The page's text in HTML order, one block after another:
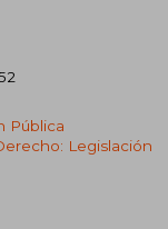
Pública
Legislación